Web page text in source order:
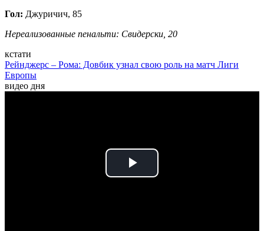
Гол: Джуричич, 85
Нереализованные пенальти: Свидерски, 20
кстати
Рейнджерс – Рома: Довбик узнал свою роль на матч Лиги
Европы
видео дня
Play